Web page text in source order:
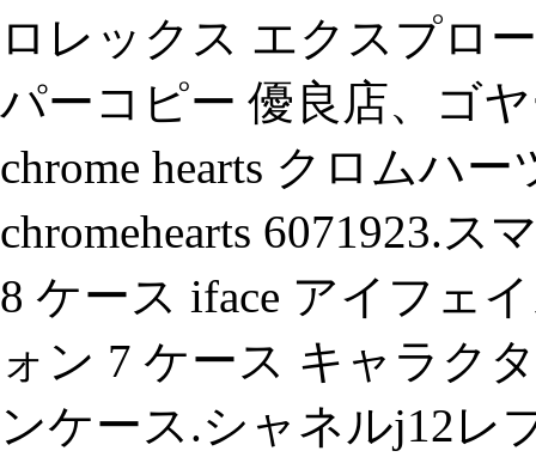
ロレックス エクスプロ
パーコピー 優良店、ゴ
chrome hearts クロムハ
chromehearts 6071923.
8 ケース iface アイフェ
ォン 7 ケース キャラク
ンケース.シャネルj12レ